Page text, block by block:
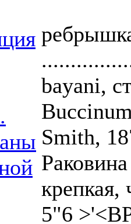
bayani,
Smith,
крепкая,
5"6